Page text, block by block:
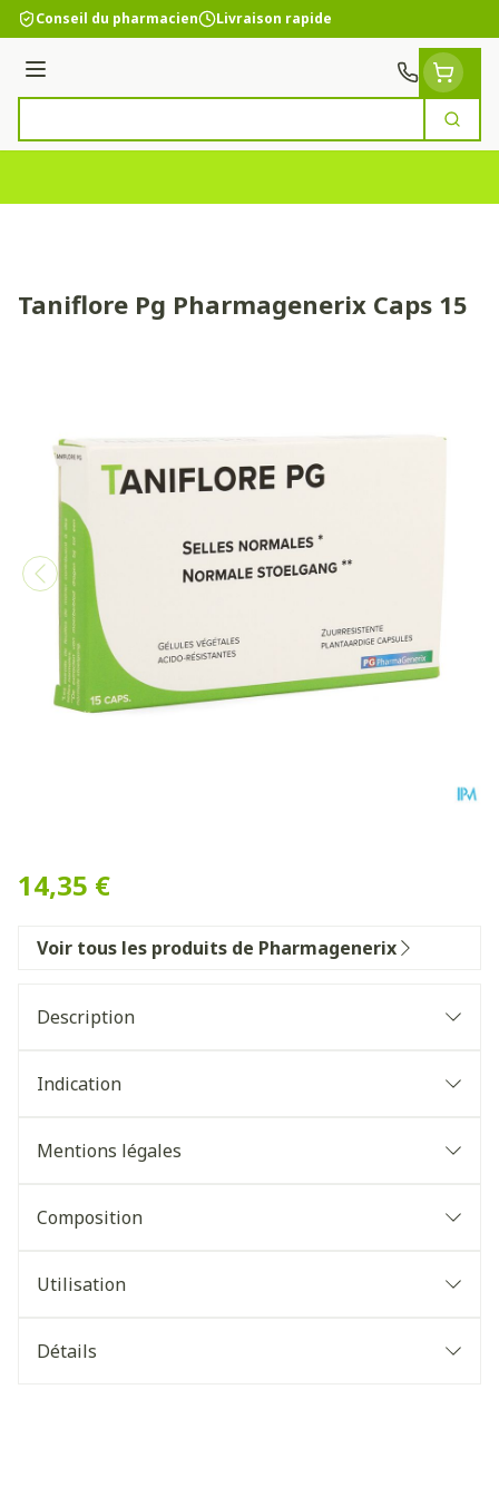
Aller au contenu
Conseil du pharmacien Livraison rapide
Menu
Taniflore Pg Pharmagenerix Caps 15
14,35 €
Voir tous les produits de Pharmagenerix
Description
Indication
Mentions légales
Composition
Utilisation
Détails